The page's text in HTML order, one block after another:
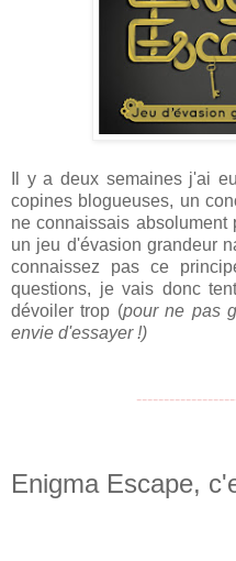
Il y a deux semaines j'ai
copines blogueuses, un
ne connaissais absolument
un jeu d'évasion grandeur
connaissez pas ce
questions, je vais donc
dévoiler trop (pour ne pas
envie d'essayer !)
Enigma Escape,